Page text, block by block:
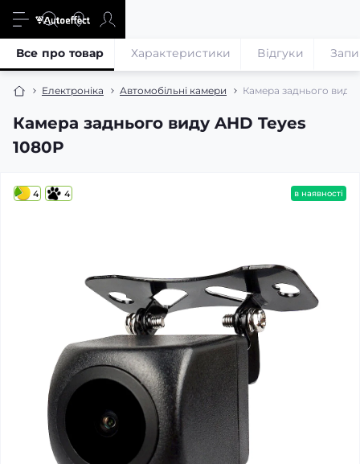
Електроніка Автомобільні камери Камера заднього виду
Камера заднього виду AHD Teyes
1080P
Все про товар Характеристики Відгуки
4 4 в наявності